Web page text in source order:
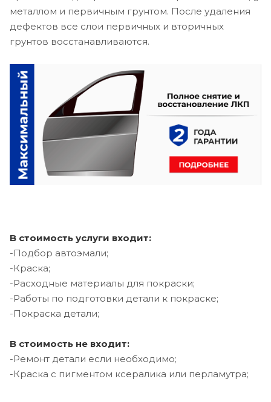
металлом и первичным грунтом. После удаления
дефектов все слои первичных и вторичных
грунтов восстанавливаются.
В стоимость услуги входит:
-Подбор автоэмали;
-Краска;
-Расходные материалы для покраски;
-Работы по подготовки детали к покраске;
-Покраска детали;
В стоимость не входит:
-Ремонт детали если необходимо;
-Краска с пигментом ксералика или перламутра;